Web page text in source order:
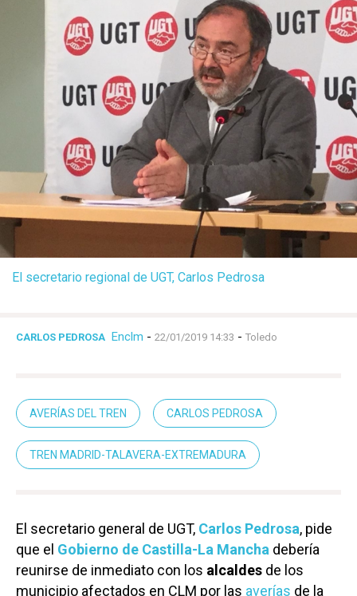
El secretario regional de UGT, Carlos Pedrosa
CARLOS PEDROSA Enclm - 22/01/2019 14:33 - Toledo
AVERÍAS DEL TREN CARLOS PEDROSA
TREN MADRID-TALAVERA-EXTREMADURA
El secretario general de UGT, Carlos Pedrosa, pide
que el Gobierno de Castilla-La Mancha debería
reunirse de inmediato con los alcaldes de los
municipio afectados en CLM por las averías de la